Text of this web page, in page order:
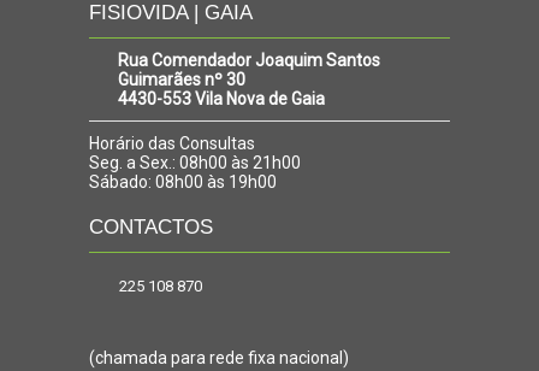
FISIOVIDA | GAIA
Rua Comendador Joaquim Santos
Guimarães nº 30
4430-553 Vila Nova de Gaia
Horário das Consultas
Seg. a Sex.: 08h00 às 21h00
Sábado: 08h00 às 19h00
CONTACTOS
225 108 870
(chamada para rede fixa nacional)